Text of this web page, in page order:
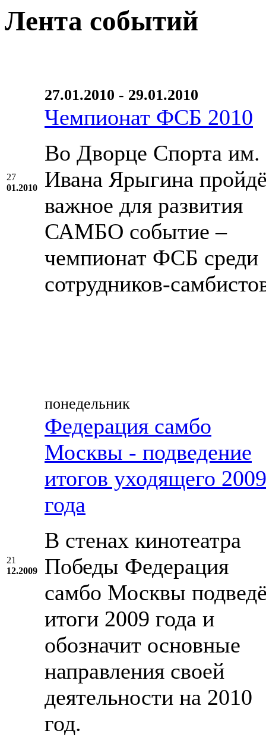
Лента событий
27
01.2010
27.01.2010 - 29.01.2010
Чемпионат ФСБ 2010
Во Дворце Спорта им.
Ивана Ярыгина
важное для развития
САМБО событие –
чемпионат ФСБ среди
сотрудников-
21
12.2009
понедельник
Федерация самбо
Москвы - подведение
итогов уходящего 2009
года
В стенах кинотеатра
Победы Федерация
самбо Москвы
итоги 2009 года и
обозначит основные
направления своей
деятельности на 2010
год.